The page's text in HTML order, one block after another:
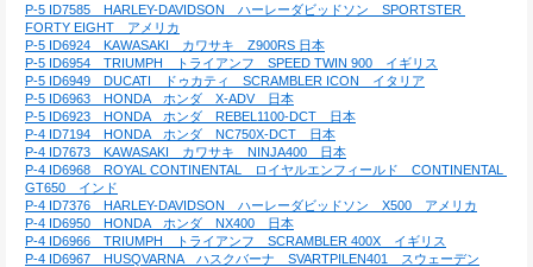
P-5 ID7585　HARLEY-DAVIDSON　ハーレーダビッドソン　SPORTSTER
FORTY EIGHT　アメリカ
P-5 ID6924　KAWASAKI　カワサキ　Z900RS 日本
P-5 ID6954　TRIUMPH　トライアンフ　SPEED TWIN 900　イギリス
P-5 ID6949　DUCATI　ドゥカティ　SCRAMBLER ICON　イタリア
P-5 ID6963　HONDA　ホンダ　X-ADV　日本
P-5 ID6923　HONDA　ホンダ　REBEL1100-DCT　日本
P-4 ID7194　HONDA　ホンダ　NC750X-DCT　日本
P-4 ID7673　KAWASAKI　カワサキ　NINJA400　日本
P-4 ID6968　ROYAL CONTINENTAL　ロイヤルエンフィールド　CONTINENTAL
GT650　インド
P-4 ID7376　HARLEY-DAVIDSON　ハーレーダビッドソン　X500　アメリカ
P-4 ID6950　HONDA　ホンダ　NX400　日本
P-4 ID6966　TRIUMPH　トライアンフ　SCRAMBLER 400X　イギリス
P-4 ID6967　HUSQVARNA　ハスクバーナ　SVARTPILEN401　スウェーデン